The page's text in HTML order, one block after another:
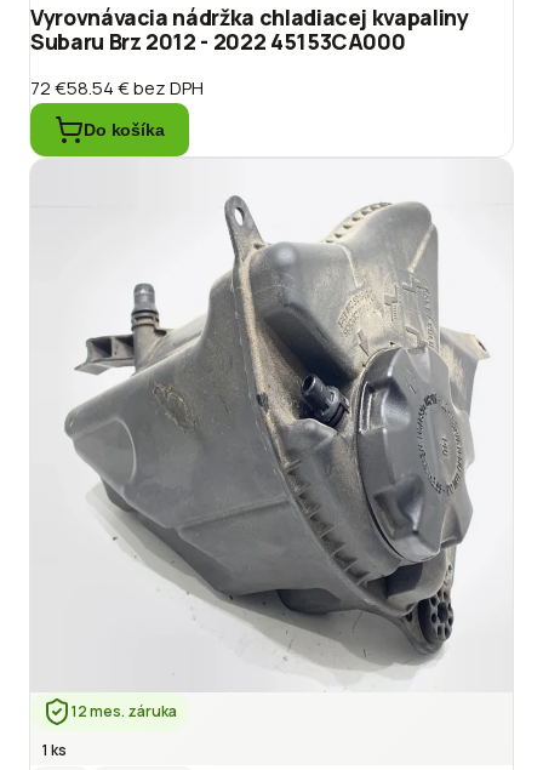
Vyrovnávacia nádržka chladiacej kvapaliny
Subaru Brz 2012 - 2022 45153CA000
72 €58.54 €bez DPH
Do košíka
12 mes. záruka
1 ks